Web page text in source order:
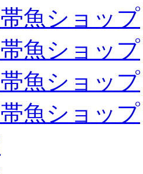
魚ショップ
魚ショップ
魚ショップ
魚ショップ